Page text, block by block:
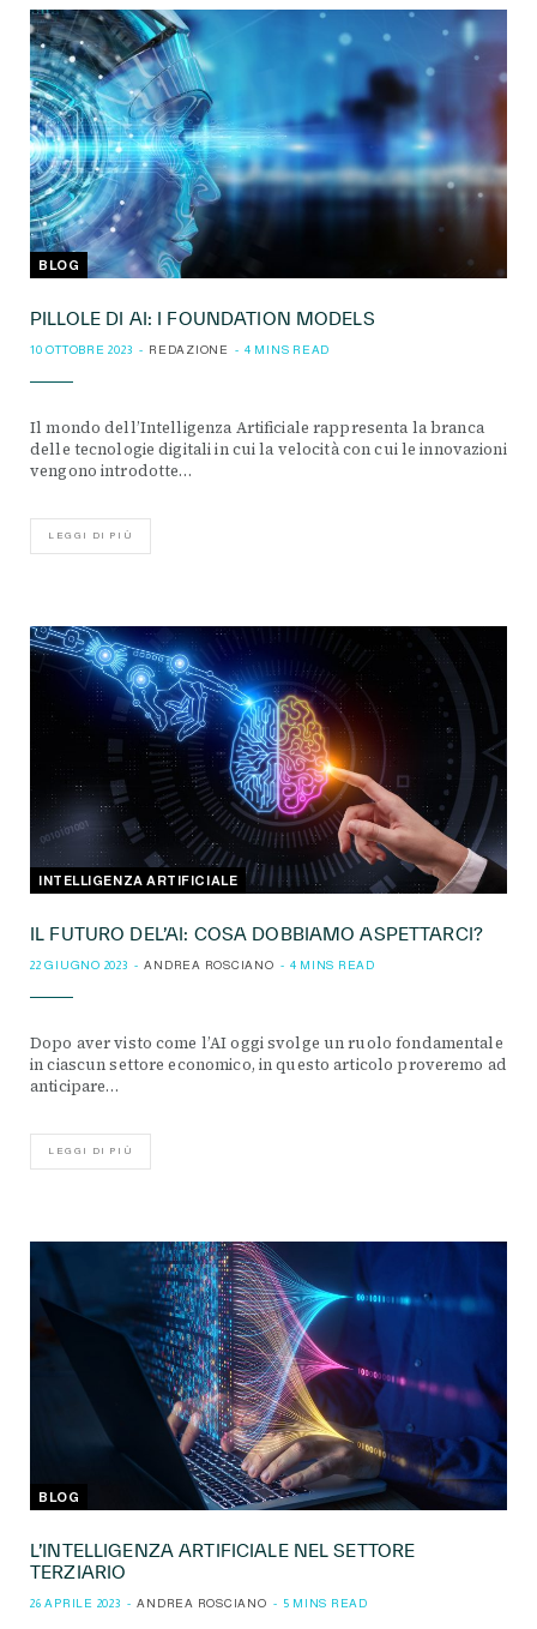
BLOG
PILLOLE DI AI: I FOUNDATION MODELS
10 OTTOBRE 2023 REDAZIONE 4 MINS READ
Il mondo dell’Intelligenza Artificiale rappresenta la branca
delle tecnologie digitali in cui la velocità con cui le innovazioni
vengono introdotte…
LEGGI DI PIÙ
INTELLIGENZA ARTIFICIALE
IL FUTURO DEL’AI: COSA DOBBIAMO ASPETTARCI?
22 GIUGNO 2023 ANDREA ROSCIANO 4 MINS READ
Dopo aver visto come l’AI oggi svolge un ruolo fondamentale
in ciascun settore economico, in questo articolo proveremo ad
anticipare…
LEGGI DI PIÙ
BLOG
L’INTELLIGENZA ARTIFICIALE NEL SETTORE
TERZIARIO
26 APRILE 2023 ANDREA ROSCIANO 5 MINS READ